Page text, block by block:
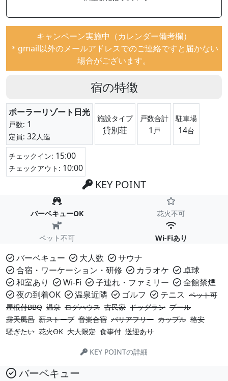
キャンペーン実施中（カレンダー備考欄）
＊gmail以外のメールアドレスでのご連絡ですと届かない
場合がございます。
宿の特徴
ポーラーリゾート日光
戸数: 1
定員: 32人迄
施設タイプ
貸別荘
戸数合計
1 戸
駐車場
14台
チェックイン: 15:00
チェックアウト: 10:00
KEY POINT
バーベキューOK 花火不可
ペット不可 Wi-Fiあり
バーベキュー 大人数
サウナ
合宿・ワーケーション・研修
カラオケ
卓球
和室あり
Wi-Fi 子連れ・ファミリー
全館禁煙
夜の到着OK
温泉近隣 ゴルフ テニス ペット可
屋根付BBQ 温泉 ログハウス 古民家 ドッグラン プール
露天風呂 薪ストーブ 音楽合宿 バリアフリー カップル 格安
騒ぎたい 花火OK 大人限定 食事付 送迎あり
KEY POINTの詳細
バーベキュー